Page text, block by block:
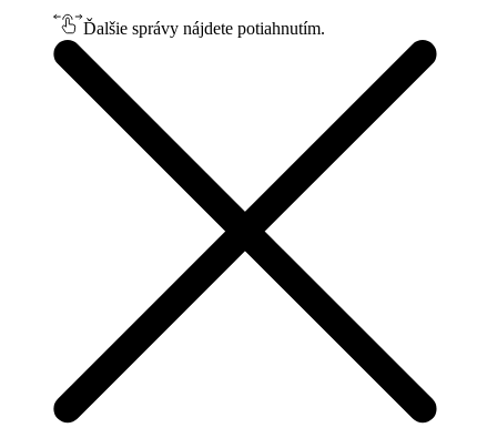
Ďalšie správy nájdete potiahnutím.